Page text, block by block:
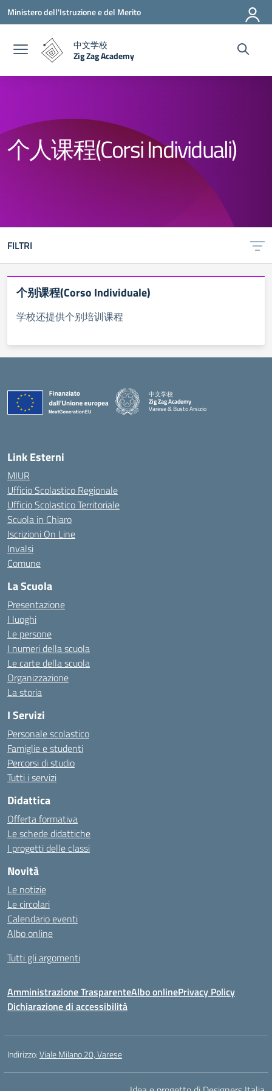
Vai ai contenuti
Vai al menu di navigazione
Vai al footer
Ministero dell'Istruzione e del Merito
中文学校
Zig Zag Academy
— Visita la pagina iniziale della scuola
个人课程(Corsi Individuali)
FILTRI
个别课程(Corso Individuale)
学校还提供个别培训课程
中文学校
Zig Zag Academy
Varese & Busto Arsizio
Link Esterni
MIUR
Ufficio Scolastico Regionale
Ufficio Scolastico Territoriale
Scuola in Chiaro
Iscrizioni On Line
Invalsi
Comune
La Scuola
Presentazione
I luoghi
Le persone
I numeri della scuola
Le carte della scuola
Organizzazione
La storia
I Servizi
Personale scolastico
Famiglie e studenti
Percorsi di studio
Tutti i servizi
Didattica
Offerta formativa
Le schede didattiche
I progetti delle classi
Novità
Le notizie
Le circolari
Calendario eventi
Albo online
Tutti gli argomenti
Amministrazione TrasparenteAlbo onlinePrivacy Policy
Dichiarazione di accessibilità
Indirizzo:Viale Milano 20, Varese